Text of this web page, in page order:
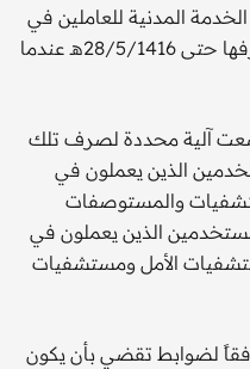
المدنية للعاملين في
مجال خدمة المرضى واستمر صرفها حتى 28/5/1416هـ عندما
وضعت آلية محددة لصرف تلك
الذين يعملون في
والمستوصفات
الذين يعملون في
الأمل ومستشفيات
لضوابط تقضي بأن يكون